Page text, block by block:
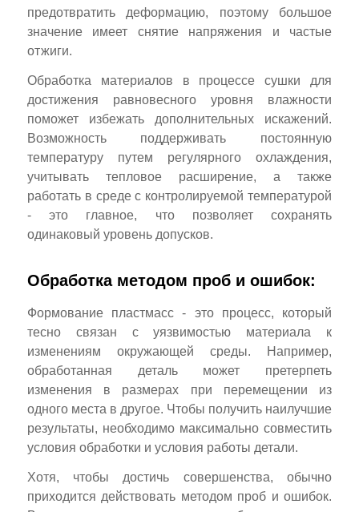
предотвратить деформацию, поэтому большое
значение имеет снятие напряжения и частые
отжиги.
Обработка материалов в процессе сушки для
достижения равновесного уровня влажности
поможет избежать дополнительных искажений.
Возможность поддерживать постоянную
температуру путем регулярного охлаждения,
учитывать тепловое расширение, а также
работать в среде с контролируемой температурой
- это главное, что позволяет сохранять
одинаковый уровень допусков.
Обработка методом проб и ошибок:
Формование пластмасс - это процесс, который
тесно связан с уязвимостью материала к
изменениям окружающей среды. Например,
обработанная деталь может претерпеть
изменения в размерах при перемещении из
одного места в другое. Чтобы получить наилучшие
результаты, необходимо максимально совместить
условия обработки и условия работы детали.
Хотя, чтобы достичь совершенства, обычно
приходится действовать методом проб и ошибок.